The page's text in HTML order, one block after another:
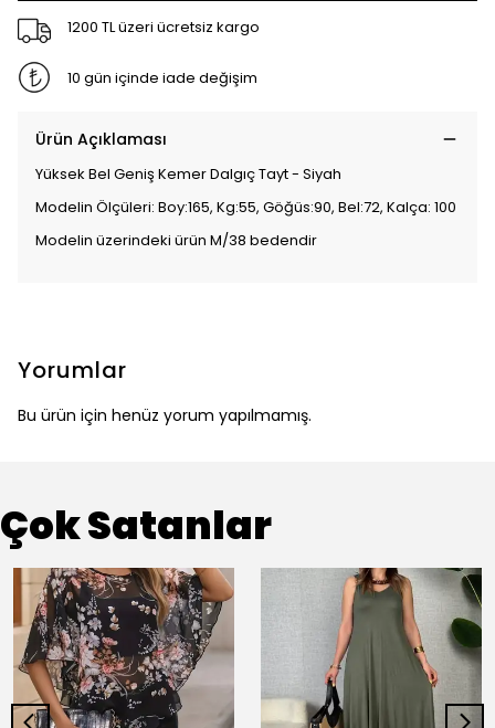
1200 TL üzeri ücretsiz kargo
10 gün içinde iade değişim
Ürün Açıklaması
Yüksek Bel Geniş Kemer Dalgıç Tayt - Siyah
Modelin Ölçüleri: Boy:165, Kg:55, Göğüs:90, Bel:72, Kalça: 100
Modelin üzerindeki ürün M/38 bedendir
Yorumlar
Bu ürün için henüz yorum yapılmamış.
Çok Satanlar